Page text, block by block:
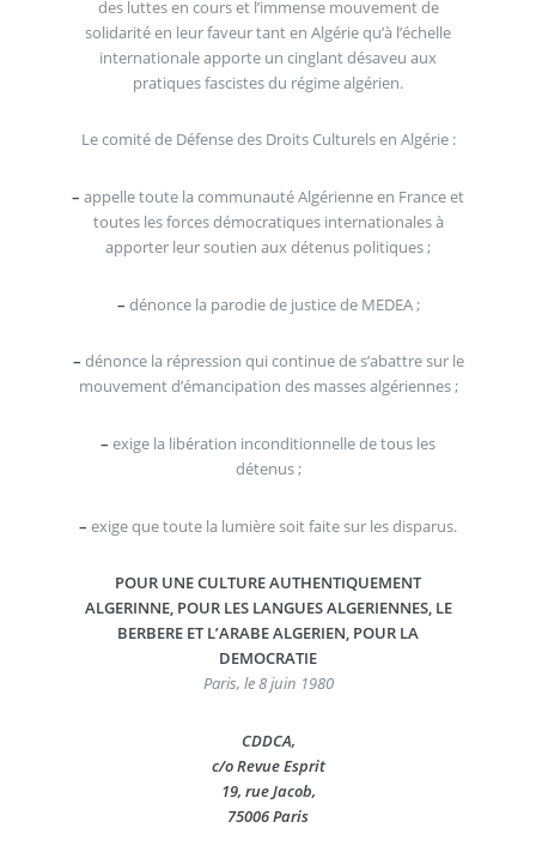
des luttes en cours et l’immense mouvement de
solidarité en leur faveur tant en Algérie qu’à l’échelle
internationale apporte un cinglant désaveu aux
pratiques fascistes du régime algérien.
Le comité de Défense des Droits Culturels en Algérie :
– appelle toute la communauté Algérienne en France et
toutes les forces démocratiques internationales à
apporter leur soutien aux détenus politiques ;
– dénonce la parodie de justice de MEDEA ;
– dénonce la répression qui continue de s’abattre sur le
mouvement d’émancipation des masses algériennes ;
– exige la libération inconditionnelle de tous les
détenus ;
– exige que toute la lumière soit faite sur les disparus.
POUR UNE CULTURE AUTHENTIQUEMENT
ALGERINNE, POUR LES LANGUES ALGERIENNES, LE
BERBERE ET L’ARABE ALGERIEN, POUR LA
DEMOCRATIE
Paris, le 8 juin 1980
CDDCA,
c/o Revue Esprit
19, rue Jacob,
75006 Paris